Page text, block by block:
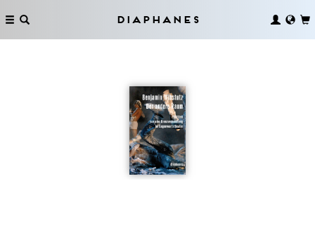
Diaphanes